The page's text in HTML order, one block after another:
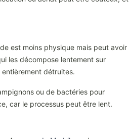
est moins physique mais peut avoir
les décompose lentement sur
détruites.
ou de bactéries pour
car le processus peut être lent.